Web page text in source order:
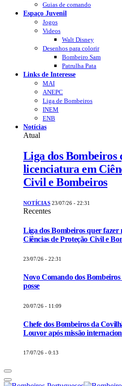
Guias de comando
Espaço Juvenil
Jogos
Videos
Walt Disney
Desenhos para colorir
Bombeiro Sam
Patrulha Pata
Links de Interesse
MAI
ANEPC
Liga de Bombeiros
INEM
ENB
Notícias
Atual
Liga dos Bombeiros
licenciatura em
Civil e Bombeiros
NOTÍCIAS 23/07/26 - 22:31
Recentes
Liga dos Bombeiros quer fazer
Ciências de Proteção Civil e
23/07/26 - 22:31
Novo Comando dos
posse
20/07/26 - 11:09
Chefe dos Bombeiros da
Louvor após missão
17/07/26 - 0:13